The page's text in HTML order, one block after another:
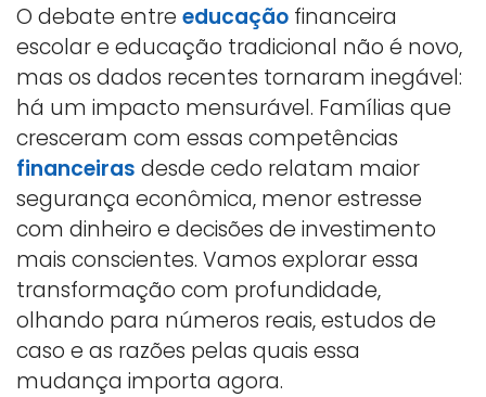
O debate entre educação financeira
escolar e educação tradicional não é novo,
mas os dados recentes tornaram inegável:
há um impacto mensurável. Famílias que
cresceram com essas competências
financeiras desde cedo relatam maior
segurança econômica, menor estresse
com dinheiro e decisões de investimento
mais conscientes. Vamos explorar essa
transformação com profundidade,
olhando para números reais, estudos de
caso e as razões pelas quais essa
mudança importa agora.